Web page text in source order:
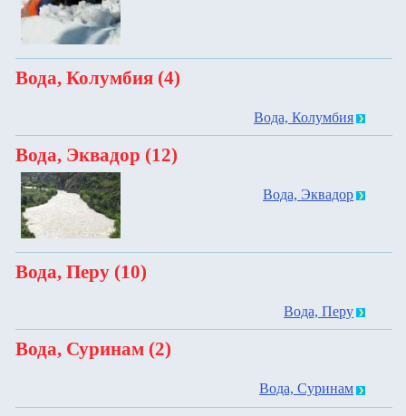
Вода, Колумбия (4)
Вода, Колумбия
Вода, Эквадор (12)
Вода, Эквадор
Вода, Перу (10)
Вода, Перу
Вода, Суринам (2)
Вода, Суринам